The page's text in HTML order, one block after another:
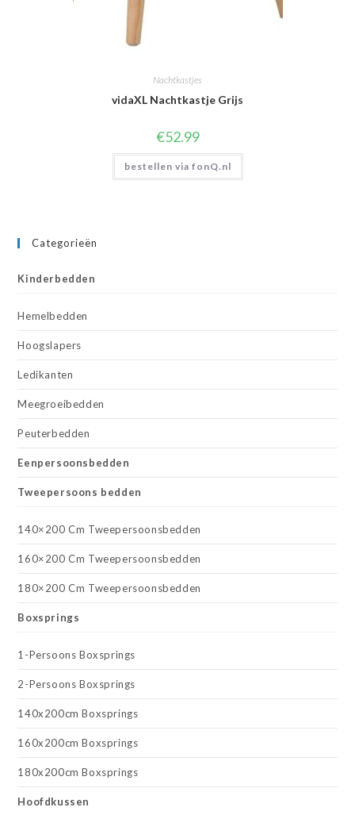
Nachtkastjes
vidaXL Nachtkastje Grijs
€52.99
bestellen via fonQ.nl
Categorieën
Kinderbedden
Hemelbedden
Hoogslapers
Ledikanten
Meegroeibedden
Peuterbedden
Eenpersoonsbedden
Tweepersoons bedden
140×200 Cm Tweepersoonsbedden
160×200 Cm Tweepersoonsbedden
180×200 Cm Tweepersoonsbedden
Boxsprings
1-Persoons Boxsprings
2-Persoons Boxsprings
140x200cm Boxsprings
160x200cm Boxsprings
180x200cm Boxsprings
Hoofdkussen